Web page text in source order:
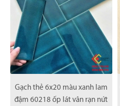
Gạch thẻ 6x20 màu xanh lam
đậm 60218 ốp lát vân rạn nứt